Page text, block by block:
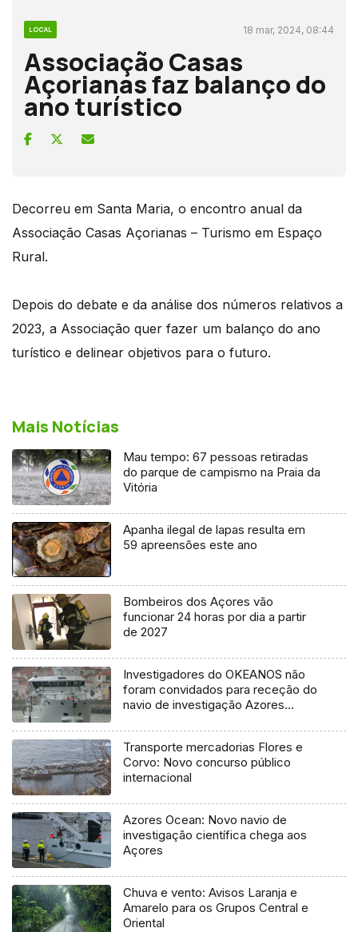
LOCAL 18 mar, 2024, 08:44
Associação Casas
Açorianas faz balanço do
ano turístico
Decorreu em Santa Maria, o encontro anual da
Associação Casas Açorianas – Turismo em Espaço
Rural.
Depois do debate e da análise dos números relativos a
2023, a Associação quer fazer um balanço do ano
turístico e delinear objetivos para o futuro.
Mais Notícias
Mau tempo: 67 pessoas retiradas
do parque de campismo na Praia da
Vitória
Apanha ilegal de lapas resulta em
59 apreensões este ano
Bombeiros dos Açores vão
funcionar 24 horas por dia a partir
de 2027
Investigadores do OKEANOS não
foram convidados para receção do
navio de investigação Azores
Transporte mercadorias Flores e
Corvo: Novo concurso público
internacional
Azores Ocean: Novo navio de
investigação científica chega aos
Açores
Chuva e vento: Avisos Laranja e
Amarelo para os Grupos Central e
Oriental